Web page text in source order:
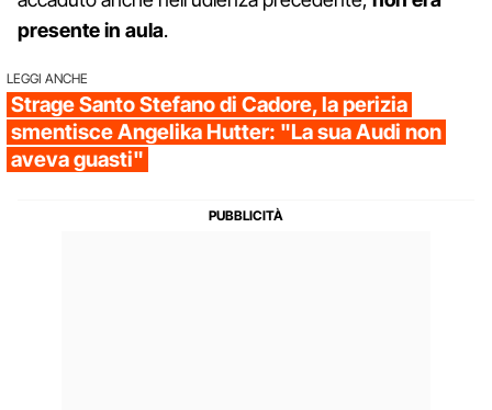
presente in aula.
LEGGI ANCHE
Strage Santo Stefano di Cadore, la perizia
smentisce Angelika Hutter: "La sua Audi non
aveva guasti"